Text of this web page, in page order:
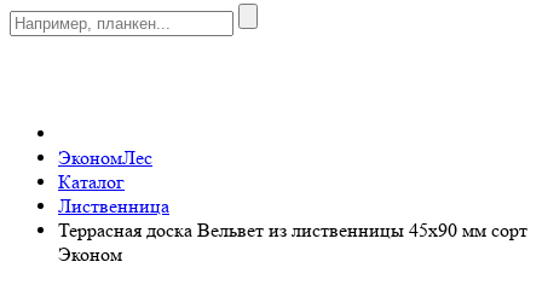
ЭкономЛес
Каталог
Лиственница
Террасная доска Вельвет из лиственницы 45x90 мм сорт
Эконом